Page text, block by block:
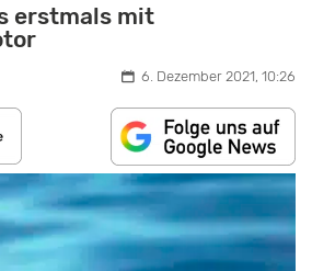
erstmals mit
6. Dezember 2021, 10:26